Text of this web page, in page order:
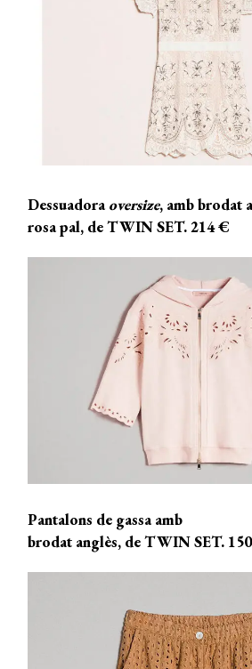
Dessuadoraoversize, amb brodat
rosa pal, de TWIN SET. 214 €
Pantalons de gassa amb
brodat anglès, de TWIN SET.